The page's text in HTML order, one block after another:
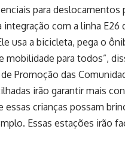
para deslocamentos
integração com a linha
usa a bicicleta, pega o
mobilidade para todos”,
Promoção das
irão garantir mais
essas crianças possam
Essas estações irão